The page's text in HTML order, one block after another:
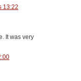
13:22
It was very